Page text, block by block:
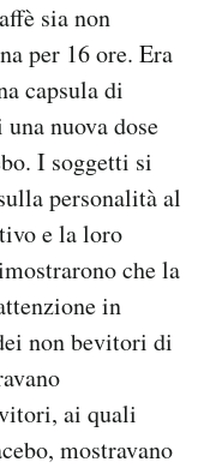
sia non
per 16 ore. Era
capsula di
nuova dose
I soggetti si
personalità al
e la loro
che la
in
non bevitori di
ai quali
mostravano